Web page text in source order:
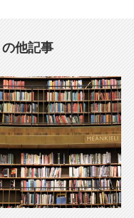
の他記事